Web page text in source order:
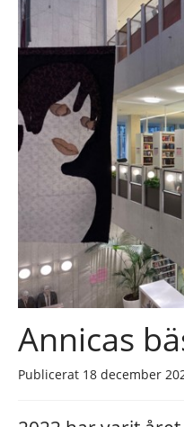
Annicas
Publicerat 18 december